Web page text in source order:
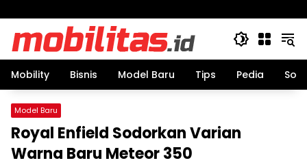
Mobility Bisnis Model Baru Tips Pedia
Model Baru
Royal Enfield Sodorkan Varian
Warna Baru Meteor 350